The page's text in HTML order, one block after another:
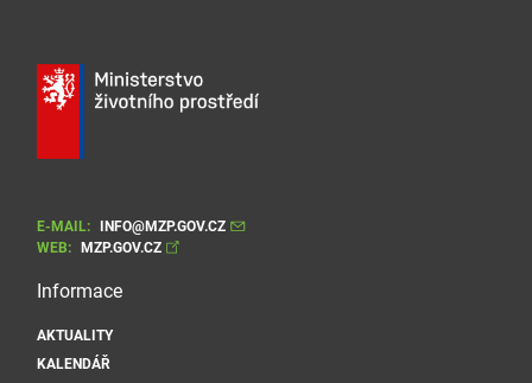
E-MAIL:
INFO@MZP.GOV.CZ
WEB:
MZP.GOV.CZ
Informace
AKTUALITY
KALENDÁŘ